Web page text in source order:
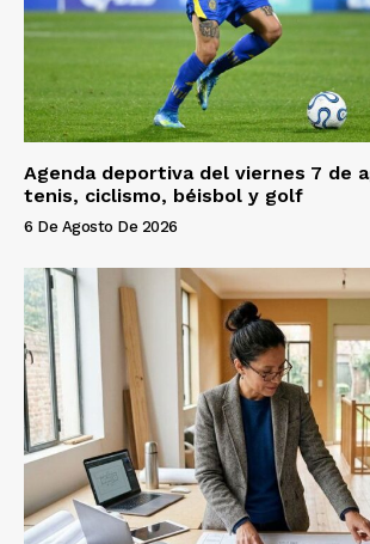
Agenda deportiva del viernes 7 de
tenis, ciclismo, béisbol y golf
6 De Agosto De 2026